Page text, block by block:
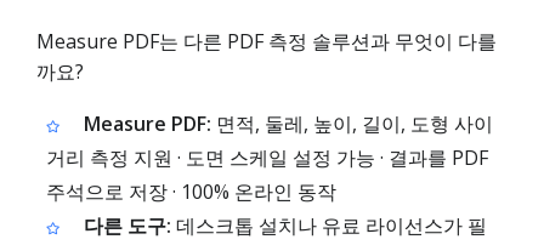
Measure PDF는 다른 PDF 측정 솔루션과 무엇이 다를
까요?
Measure PDF: 면적, 둘레, 높이, 길이, 도형 사이
거리 측정 지원 · 도면 스케일 설정 가능 · 결과를 PDF
주석으로 저장 · 100% 온라인 동작
다른 도구: 데스크톱 설치나 유료 라이선스가 필